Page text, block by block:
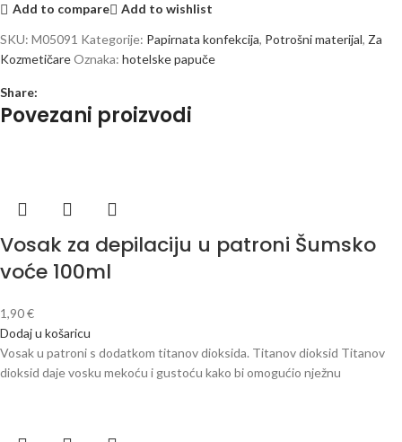
Add to compare
Add to wishlist
SKU: M05091 Kategorije: Papirnata konfekcija, Potrošni materijal, Za
KozmetičareOznaka: hotelske papuče
Share:
Povezani proizvodi
Vosak za depilaciju u patroni Šumsko
voće 100ml
1,90€
Dodaj u košaricu
Vosak u patroni s dodatkom titanov dioksida. Titanov dioksid Titanov
dioksid daje vosku mekoću i gustoću kako bi omogućio nježnu